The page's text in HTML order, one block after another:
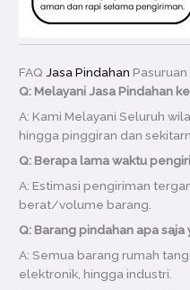
FAQJasa Pindahan
Q: Melayani Jasa Pindahan
A: Kami Melayani Seluruh
hingga pinggiran dan
Q: Berapa lama waktu
A: Estimasi pengiriman
berat/volume barang.
Q: Barang pindahan apa
A: Semua barang rumah
elektronik, hingga industri.